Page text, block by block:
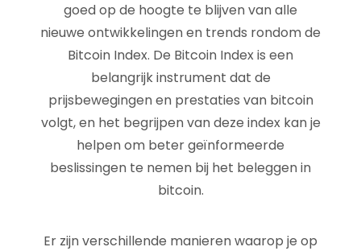
goed op de hoogte te blijven van alle
nieuwe ontwikkelingen en trends rondom de
Bitcoin Index. De Bitcoin Index is een
belangrijk instrument dat de
prijsbewegingen en prestaties van bitcoin
volgt, en het begrijpen van deze index kan je
helpen om beter geïnformeerde
beslissingen te nemen bij het beleggen in
bitcoin.
Er zijn verschillende manieren waarop je op